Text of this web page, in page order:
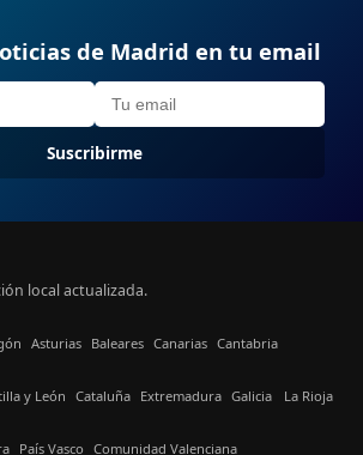
de Madrid en tu email
Suscribirme
local actualizada.
Asturias Baleares Canarias Cantabria
y León Cataluña Extremadura Galicia La Rioja
País Vasco Comunidad Valenciana